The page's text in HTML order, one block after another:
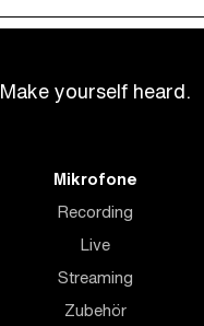
Make yourself heard.
Mikrofone
Recording
Live
Streaming
Zubehör